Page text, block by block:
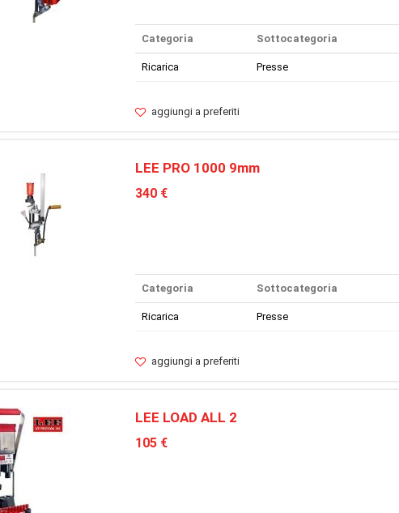
Categoria Sottocategoria
Ricarica Presse
aggiungi a preferiti
LEE PRO 1000 9mm
340 €
Categoria Sottocategoria
Ricarica Presse
aggiungi a preferiti
LEE LOAD ALL 2
105 €